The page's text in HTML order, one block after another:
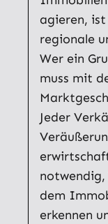
agieren,
regionale
Wer ein
muss mit
Jeder
notwendig,
dem
erkennen